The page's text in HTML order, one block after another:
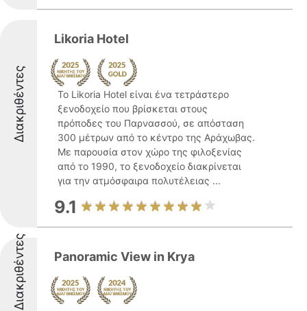
Διακριθέντες
Likoria Hotel
Το Likoria Hotel είναι ένα τετράστερο
ξενοδοχείο που βρίσκεται στους
πρόποδες του Παρνασσού, σε απόσταση
300 μέτρων από το κέντρο της Αράχωβας.
Με παρουσία στον χώρο της φιλοξενίας
από το 1990, το ξενοδοχείο διακρίνεται
για την ατμόσφαιρα πολυτέλειας ...
9.1
Διακριθέντες Panoramic View in Krya